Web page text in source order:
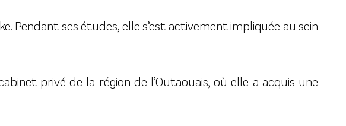
Pendant ses études, elle s’est activement impliquée au sein
privé de la région de l’Outaouais, où elle a acquis une